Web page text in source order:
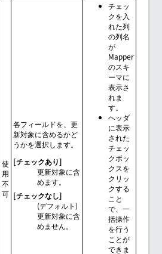
使
用
不
可
各フィールドを、更
新対象に含めるかど
うかを選択します。
[チェックあり]
更新対象に含
めます。
[チェックなし]
(デフォルト)
更新対象に含
めません。
チェッ
クを入
れた列
の列名
が
Mapper
のスキ
ーマに
表示さ
れま
す。
ヘッダ
に表示
された
チェッ
クボッ
クスを
クリッ
クする
こと
で、一
括操作
を行う
ことが
できま